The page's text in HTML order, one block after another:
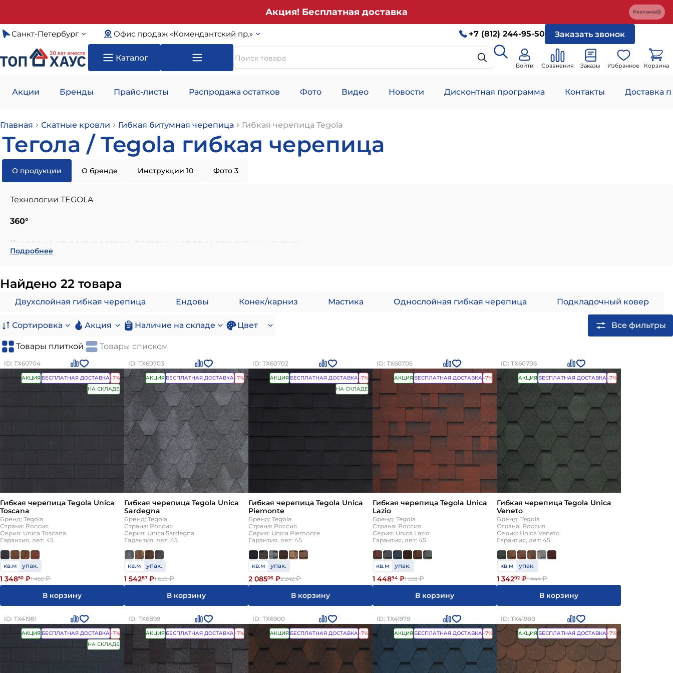
Акция! Бесплатная доставка Реклама
Санкт-Петербург Офис продаж «Комендантский пр.» +7 (812) 244-95-50 Заказать звонок
Каталог
Войти Сравнения Заказы Избранное Корзина
Акции Бренды Прайс-листы Распродажа остатков Фото Видео Новости Дисконтная программа Контакты Доставка
Главная Скатные кровли Гибкая битумная черепица Гибкая черепица Tegola
Тегола / Tegola гибкая черепица
О продукции О бренде Инструкции 10 Фото 3
Технологии TEGOLA
360°
Кровля не сдувается ветром, протечек нет даже при сильных ливнях
Крыша выглядит как новая через 10-15 лет, не нужно красить или менять
SR-армирование
Град и снеговые нагрузки не повредят покрытие
Гидрофобная поверхность
Снег и лед быстрее соскальзывают, меньше чистить
Устойчивость к УФ
Цвет не выгорает, дом сохраняет презентабельный вид
Стойкость к погоде
Кровля не трескается от мороза, не плавится от жары
Один раз покрыли — 30-50 лет не думаете о ремонте
Подробнее
Найдено 22 товара
Двухслойная гибкая черепица Ендовы Конек/карниз Мастика Однослойная гибкая черепица Подкладочный ковер
Сортировка Акция Наличие на складе Цвет Все фильтры
Товары плиткой Товары списком
ID: ТХ60704
АКЦИЯ БЕСПЛАТНАЯ ДОСТАВКА-7%
НА СКЛАДЕ
Гибкая черепица Tegola Unica
Toscana
Бренд: Tegola
Страна: Россия
Серия: Unica Toscana
Гарантия, лет: 45
кв.м упак.
1 34850 ₽1 450₽
В корзину
ID: ТХ60703
АКЦИЯ БЕСПЛАТНАЯ ДОСТАВКА-7%
Гибкая черепица Tegola Unica
Sardegna
Бренд: Tegola
Страна: Россия
Серия: Unica Sardegna
Гарантия, лет: 45
кв.м упак.
1 54287 ₽1 659₽
В корзину
ID: ТХ60702
АКЦИЯ БЕСПЛАТНАЯ ДОСТАВКА-7%
НА СКЛАДЕ
Гибкая черепица Tegola Unica
Piemonte
Бренд: Tegola
Страна: Россия
Серия: Unica Piemonte
Гарантия, лет: 45
кв.м упак.
2 08506 ₽2 242₽
В корзину
ID: ТХ60705
АКЦИЯ БЕСПЛАТНАЯ ДОСТАВКА-7%
Гибкая черепица Tegola Unica
Lazio
Бренд: Tegola
Страна: Россия
Серия: Unica Lazio
Гарантия, лет: 45
кв.м упак.
1 44894 ₽1 558₽
В корзину
ID: ТХ60706
АКЦИЯ БЕСПЛАТНАЯ ДОСТАВКА-7%
Гибкая черепица Tegola Unica
Veneto
Бренд: Tegola
Страна: Россия
Серия: Unica Veneto
Гарантия, лет: 45
кв.м упак.
1 34292 ₽1 444₽
В корзину
ID: ТХ41981
АКЦИЯ БЕСПЛАТНАЯ ДОСТАВКА-7%
НА СКЛАДЕ
ID: ТХ6899
АКЦИЯ БЕСПЛАТНАЯ ДОСТАВКА-7%
ID: ТХ6900
АКЦИЯ БЕСПЛАТНАЯ ДОСТАВКА-7%
ID: ТХ41979
АКЦИЯ БЕСПЛАТНАЯ ДОСТАВКА-7%
ID: ТХ41980
АКЦИЯ БЕСПЛАТНАЯ ДОСТАВКА-7%